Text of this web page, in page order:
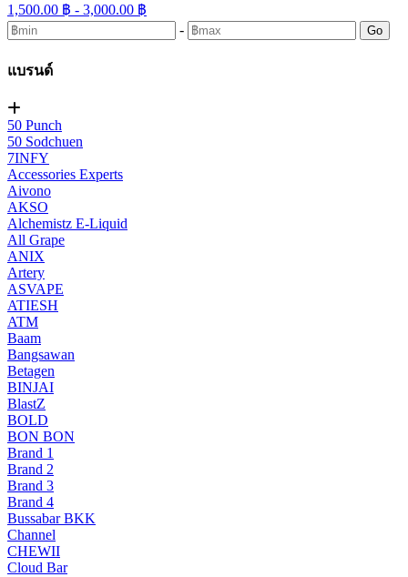
1,500.00 ฿ - 3,000.00 ฿
-
Go
แบรนด์
50 Punch
50 Sodchuen
7INFY
Accessories Experts
Aivono
AKSO
Alchemistz E-Liquid
All Grape
ANIX
Artery
ASVAPE
ATIESH
ATM
Baam
Bangsawan
Betagen
BINJAI
BlastZ
BOLD
BON BON
Brand 1
Brand 2
Brand 3
Brand 4
Bussabar BKK
Channel
CHEWII
Cloud Bar